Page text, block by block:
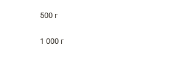
500 г
1 000 г